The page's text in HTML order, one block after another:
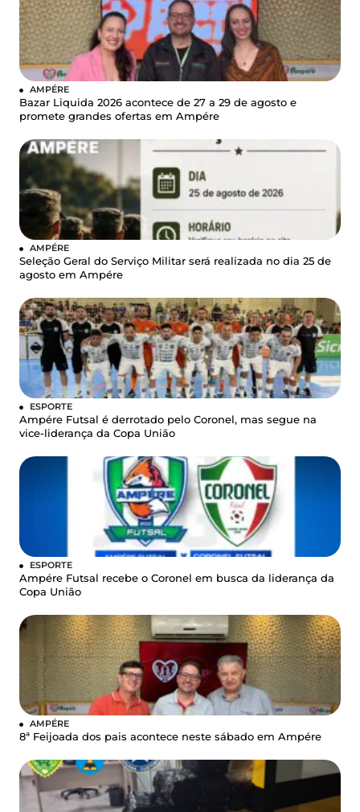
AMPÉRE
Bazar Liquida 2026 acontece de 27 a 29 de agosto e
promete grandes ofertas em Ampére
AMPÉRE
Seleção Geral do Serviço Militar será realizada no dia 25 de
agosto em Ampére
ESPORTE
Ampére Futsal é derrotado pelo Coronel, mas segue na
vice-liderança da Copa União
ESPORTE
Ampére Futsal recebe o Coronel em busca da liderança da
Copa União
AMPÉRE
8ª Feijoada dos pais acontece neste sábado em Ampére